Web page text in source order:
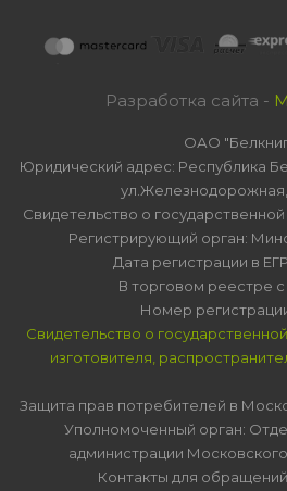
Разработка сайта -
ОАО
Юридический адрес: Республика
ул.Железнодорожная,
Свидетельство о
Регистрирующий орган:
Дата регистрации в
В торговом реестре с
Номер
Свидетельство о
изготовителя,
Защита прав потребителей в
Уполномоченный орган:
администрации
Контакты для